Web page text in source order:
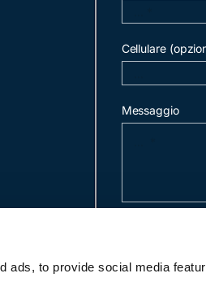
ads, to provide social media
Cellulare
Messaggio